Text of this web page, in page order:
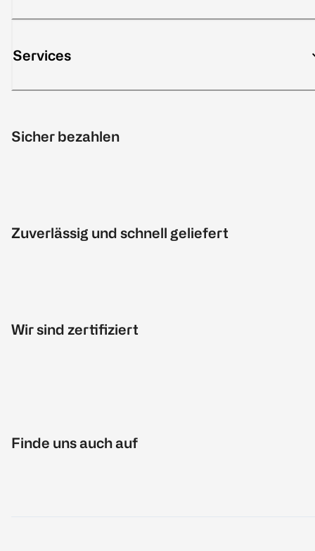
Services
Sicher bezahlen
Zuverlässig und schnell geliefert
Wir sind zertifiziert
Finde uns auch auf